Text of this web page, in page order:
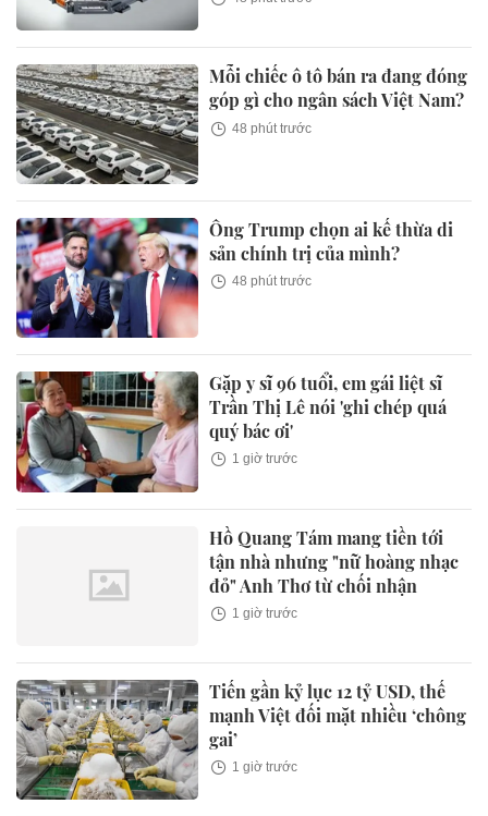
Mỗi chiếc ô tô bán ra đang đóng
góp gì cho ngân sách Việt Nam?
48 phút trước
Ông Trump chọn ai kế thừa di
sản chính trị của mình?
48 phút trước
Gặp y sĩ 96 tuổi, em gái liệt sĩ
Trần Thị Lê nói 'ghi chép quá
quý bác ơi'
1 giờ trước
Hồ Quang Tám mang tiền tới
tận nhà nhưng "nữ hoàng nhạc
đỏ" Anh Thơ từ chối nhận
1 giờ trước
Tiến gần kỷ lục 12 tỷ USD, thế
mạnh Việt đối mặt nhiều ‘chông
gai’
1 giờ trước